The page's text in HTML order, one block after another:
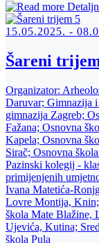
15.05.2025. -
Šareni
Organizator:
Daruvar; Gimnazija
gimnazija Zagreb;
Fažana; Osnovna
Kapela; Osnovna
Sirač; Osnovna
Pazinski kolegij -
primijenjenih
Ivana Matetića-
Lovre Montija, Knin;
škola Mate Blažine,
Ujevića, Kutina;
škola Pula